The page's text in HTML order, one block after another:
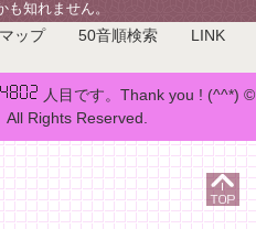
も知れません。
ップ 50音順検索
LINK
人目です。Thank you ! (^^*) ©
Rights Reserved.